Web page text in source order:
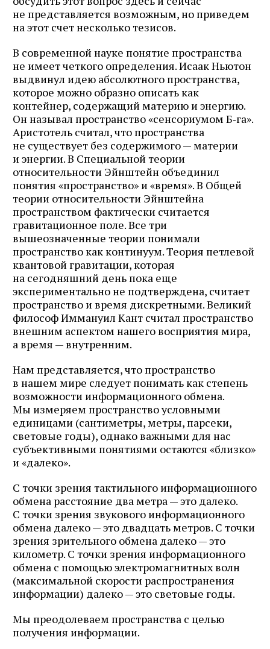
не представляется возможным, но приведем
на этот счет несколько тезисов.
В современной науке понятие пространства
не имеет четкого определения. Исаак Ньютон
выдвинул идею абсолютного пространства,
которое можно образно описать как
контейнер, содержащий материю и энергию.
Он называл пространство «сенсориумом Б‑га».
Аристотель считал, что пространства
не существует без содержимого — материи
и энергии. В Специальной теории
относительности Эйнштейн объединил
понятия «пространство» и «время». В Общей
теории относительности Эйнштейна
пространством фактически считается
гравитационное поле. Все три
вышеозначенные теории понимали
пространство как континуум. Теория петлевой
квантовой гравитации, которая
на сегодняшний день пока еще
экспериментально не подтверждена, считает
пространство и время дискретными. Великий
философ Иммануил Кант считал пространство
внешним аспектом нашего восприятия мира,
а время — внутренним.
Нам представляется, что пространство
в нашем мире следует понимать как степень
возможности информационного обмена.
Мы измеряем пространство условными
единицами (сантиметры, метры, парсеки,
световые годы), однако важными для нас
субъективными понятиями остаются «близко»
и «далеко».
С точки зрения тактильного информационного
обмена расстояние два метра — это далеко.
С точки зрения звукового информационного
обмена далеко — это двадцать метров. С точки
зрения зрительного обмена далеко — это
километр. С точки зрения информационного
обмена с помощью электромагнитных волн
(максимальной скорости распространения
информации) далеко — это световые годы.
Мы преодолеваем пространства с целью
получения информации.